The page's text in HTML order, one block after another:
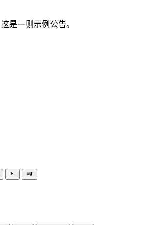
是一则示例公告。